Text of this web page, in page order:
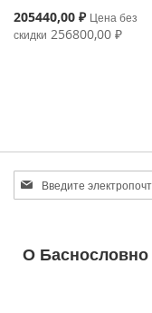
Special
205440,00 ₽ Цена без
скидки 256800,00 ₽
Sign
Up
Newsletter:
О Баснословно